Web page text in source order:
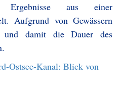
Ergebnisse aus einer
Aufgrund von Gewässern
damit die Dauer des
Ostsee-Kanal: Blick von